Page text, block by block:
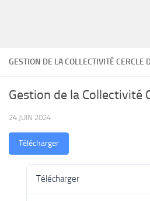
GESTION DE LA COLLECTIVITÉ CERCLE
Gestion de la Collectivité
24 JUIN 2024
Télécharger
Télécharger